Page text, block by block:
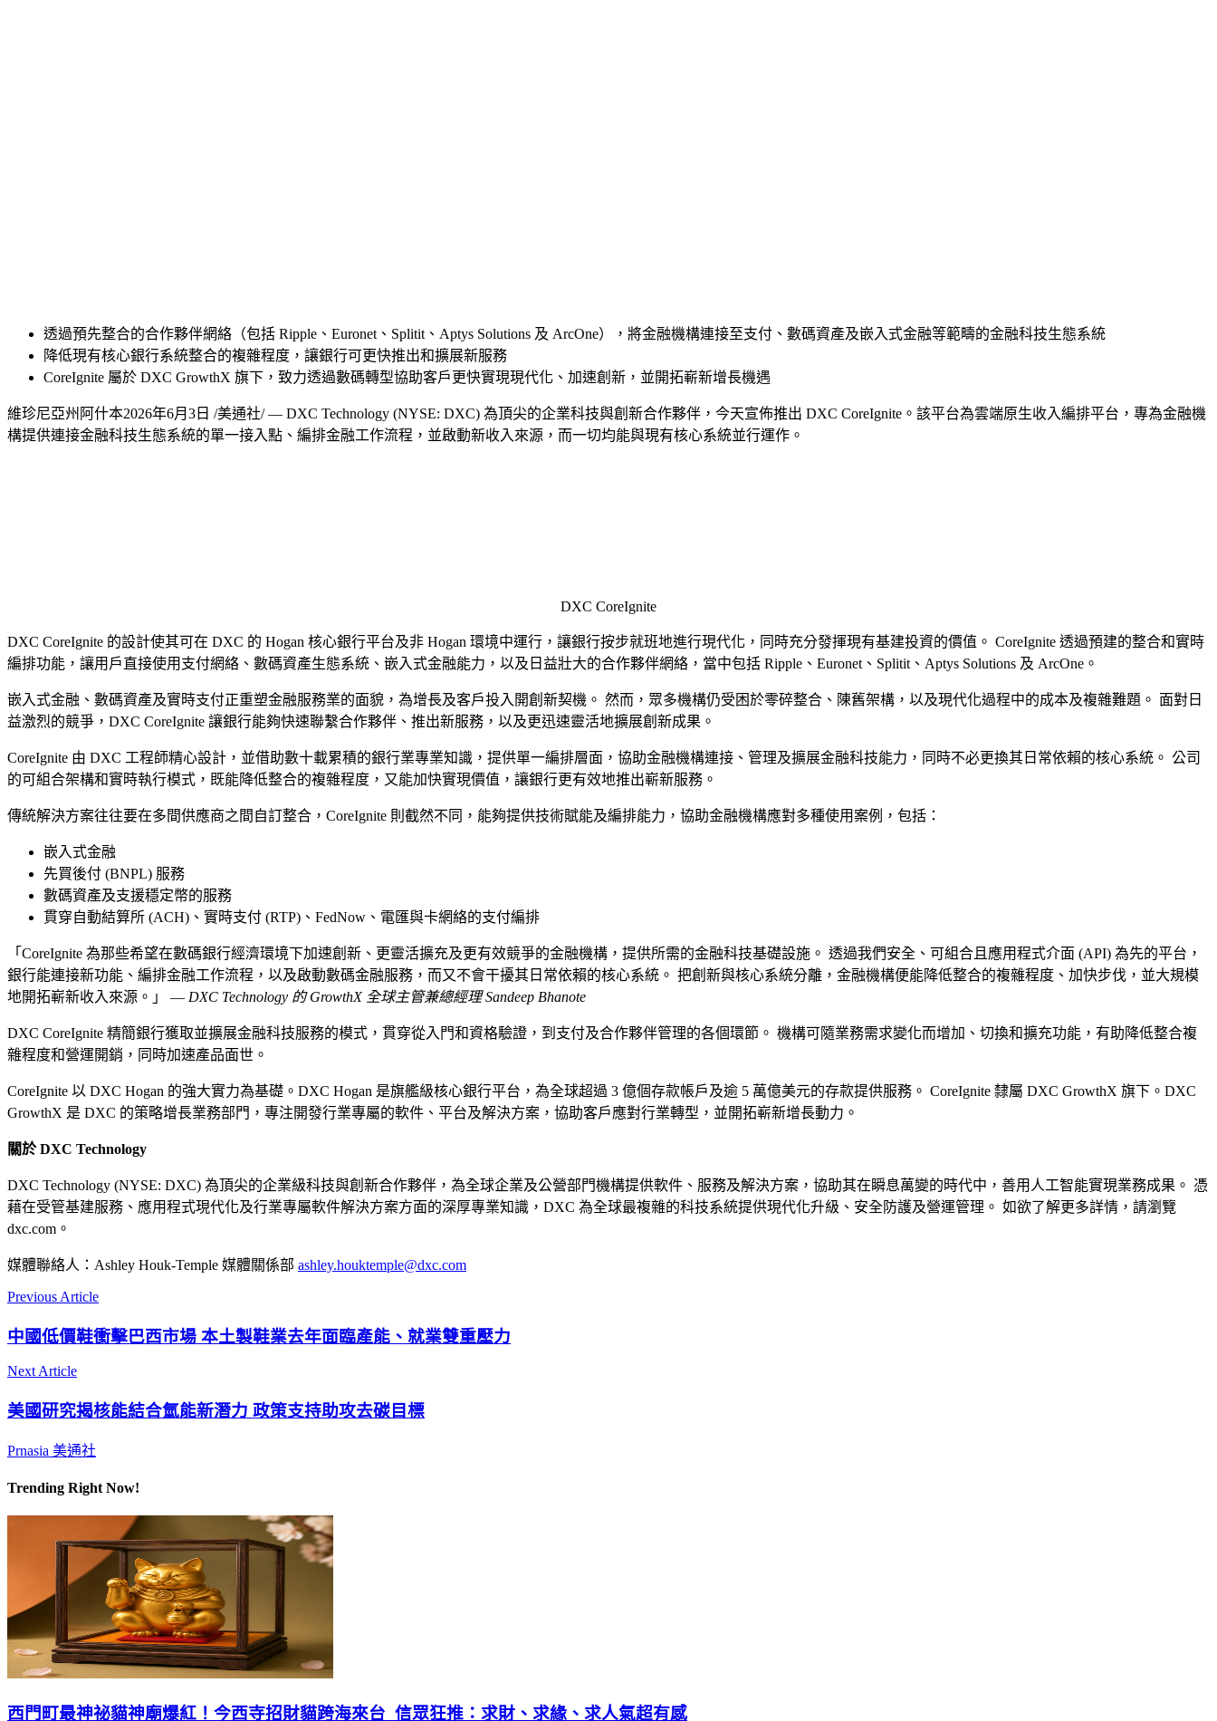
透過預先整合的合作夥伴網絡（包括 Ripple、Euronet、Splitit、Aptys Solutions 及 ArcOne），將金融機構連接至支付、數碼資產及嵌入式金融等範疇的金融科技生態系統
降低現有核心銀行系統整合的複雜程度，讓銀行可更快推出和擴展新服務
CoreIgnite 屬於 DXC GrowthX 旗下，致力透過數碼轉型協助客戶更快實現現代化、加速創新，並開拓嶄新增長機遇
維珍尼亞州阿什本2026年6月3日 /美通社/ — DXC Technology (NYSE: DXC) 為頂尖的企業科技與創新合作夥伴，今天宣佈推出 DXC CoreIgnite。該平台為雲端原生收入編排平台，專為金融機
構提供連接金融科技生態系統的單一接入點、編排金融工作流程，並啟動新收入來源，而一切均能與現有核心系統並行運作。
DXC CoreIgnite
DXC CoreIgnite 的設計使其可在 DXC 的 Hogan 核心銀行平台及非 Hogan 環境中運行，讓銀行按步就班地進行現代化，同時充分發揮現有基建投資的價值。 CoreIgnite 透過預建的整合和實時
編排功能，讓用戶直接使用支付網絡、數碼資產生態系統、嵌入式金融能力，以及日益壯大的合作夥伴網絡，當中包括 Ripple、Euronet、Splitit、Aptys Solutions 及 ArcOne。
嵌入式金融、數碼資產及實時支付正重塑金融服務業的面貌，為增長及客戶投入開創新契機。 然而，眾多機構仍受困於零碎整合、陳舊架構，以及現代化過程中的成本及複雜難題。 面對日
益激烈的競爭，DXC CoreIgnite 讓銀行能夠快速聯繫合作夥伴、推出新服務，以及更迅速靈活地擴展創新成果。
CoreIgnite 由 DXC 工程師精心設計，並借助數十載累積的銀行業專業知識，提供單一編排層面，協助金融機構連接、管理及擴展金融科技能力，同時不必更換其日常依賴的核心系統。 公司
的可組合架構和實時執行模式，既能降低整合的複雜程度，又能加快實現價值，讓銀行更有效地推出嶄新服務。
傳統解決方案往往要在多間供應商之間自訂整合，CoreIgnite 則截然不同，能夠提供技術賦能及編排能力，協助金融機構應對多種使用案例，包括：
嵌入式金融
先買後付 (BNPL) 服務
數碼資產及支援穩定幣的服務
貫穿自動結算所 (ACH)、實時支付 (RTP)、FedNow、電匯與卡網絡的支付編排
「CoreIgnite 為那些希望在數碼銀行經濟環境下加速創新、更靈活擴充及更有效競爭的金融機構，提供所需的金融科技基礎設施。 透過我們安全、可組合且應用程式介面 (API) 為先的平台，
銀行能連接新功能、編排金融工作流程，以及啟動數碼金融服務，而又不會干擾其日常依賴的核心系統。 把創新與核心系統分離，金融機構便能降低整合的複雜程度、加快步伐，並大規模
地開拓嶄新收入來源。」 — DXC Technology 的 GrowthX 全球主管兼總經理 Sandeep Bhanote
DXC CoreIgnite 精簡銀行獲取並擴展金融科技服務的模式，貫穿從入門和資格驗證，到支付及合作夥伴管理的各個環節。 機構可隨業務需求變化而增加、切換和擴充功能，有助降低整合複
雜程度和營運開銷，同時加速產品面世。
CoreIgnite 以 DXC Hogan 的強大實力為基礎。DXC Hogan 是旗艦級核心銀行平台，為全球超過 3 億個存款帳戶及逾 5 萬億美元的存款提供服務。 CoreIgnite 隸屬 DXC GrowthX 旗下。DXC
GrowthX 是 DXC 的策略增長業務部門，專注開發行業專屬的軟件、平台及解決方案，協助客戶應對行業轉型，並開拓嶄新增長動力。
關於 DXC Technology
DXC Technology (NYSE: DXC) 為頂尖的企業級科技與創新合作夥伴，為全球企業及公營部門機構提供軟件、服務及解決方案，協助其在瞬息萬變的時代中，善用人工智能實現業務成果。 憑
藉在受管基建服務、應用程式現代化及行業專屬軟件解決方案方面的深厚專業知識，DXC 為全球最複雜的科技系統提供現代化升級、安全防護及營運管理。 如欲了解更多詳情，請瀏覽
dxc.com。
媒體聯絡人：Ashley Houk‑Temple 媒體關係部 ashley.houktemple@dxc.com
Previous Article
中國低價鞋衝擊巴西市場 本土製鞋業去年面臨產能、就業雙重壓力
Next Article
美國研究揭核能結合氫能新潛力 政策支持助攻去碳目標
Prnasia 美通社
Trending Right Now!
西門町最神祕貓神廟爆紅！今西寺招財貓跨海來台 信眾狂推：求財、求緣、求人氣超有感